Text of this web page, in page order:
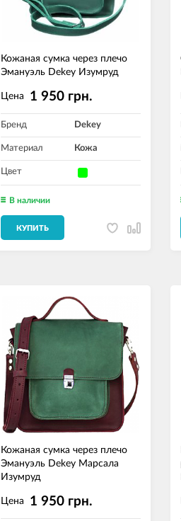
Кожаная сумка через плечо
Эмануэль Dekey Изумруд
Цена 1 950 грн.
Бренд Dekey
Материал Кожа
Цвет
В наличии
КУПИТЬ
Кожаная сумка через плечо
Эмануэль Dekey Марсала
Изумруд
Цена 1 950 грн.